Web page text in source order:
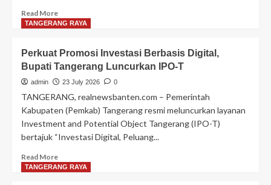
Read MoreRead
more
Sekolah
Swasta
Kabupaten
Tangerang
Sudah
Gratis
TANGERANG RAYA
Perkuat Promosi Investasi Berbasis Digital,
Bupati Tangerang Luncurkan IPO-T
admin 23 July 2026 0
TANGERANG, realnewsbanten.com – Pemerintah
Kabupaten (Pemkab) Tangerang resmi meluncurkan layanan
Investment and Potential Object Tangerang (IPO-T)
bertajuk “Investasi Digital, Peluang...
Read MoreRead
more
TANGERANG RAYA